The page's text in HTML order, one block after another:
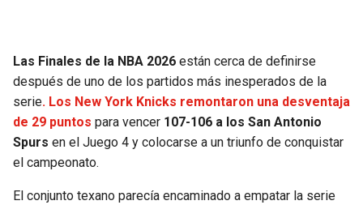
RAMS
49ERS
SEAHAWKS
ROCKETS
GRIZZLIES
PELICANS
Las Finales de la NBA 2026 están cerca de definirse
después de uno de los partidos más inesperados de la
serie. Los New York Knicks remontaron una desventaja
de 29 puntos para vencer 107-106 a los San Antonio
Spurs en el Juego 4 y colocarse a un triunfo de conquistar
el campeonato.
El conjunto texano parecía encaminado a empatar la serie